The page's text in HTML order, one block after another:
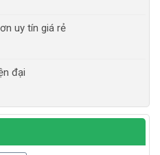
uy tín giá rẻ
đại
công nghệ sơn Net Việt
cách nhiệt tốt nhất hiện
cách nhiệt tốt nhất hiện